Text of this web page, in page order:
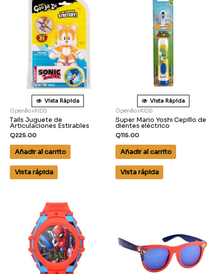
Vista Rápida
OpenBoxKIDS
Tails Juguete de
Articulaciones Estirables
Q225.00
Añadir al carrito
Vista rápida
Vista Rápida
OpenBoxKIDS
Super Mario Yoshi Cepillo de
dientes eléctrico
Q115.00
Añadir al carrito
Vista rápida